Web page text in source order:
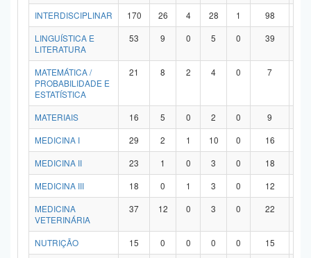
INTERDISCIPLINAR
170 26 4 28 1 98
LINGUÍSTICA E
LITERATURA
53 9 0 5 0 39
MATEMÁTICA /
PROBABILIDADE E
ESTATÍSTICA
21 8 2 4 0 7
MATERIAIS 16 5 0 2 0 9
MEDICINA I
29 2 1 10 0 16
MEDICINA II
23 1 0 3 0 18
MEDICINA III
18 0 1 3 0 12
MEDICINA
VETERINÁRIA
37 12 0 3 0 22
NUTRIÇÃO 15 0 0 0 0 15